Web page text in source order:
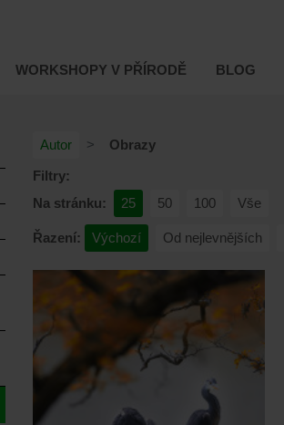
WORKSHOPY V PŘÍRODĚ BLOG
Autor
Obrazy
Filtry:
Na stránku:
25 50 100 Vše
Řazení: Výchozí Od nejlevnějších